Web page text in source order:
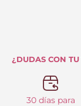
¿DUDAS CON
30 días para